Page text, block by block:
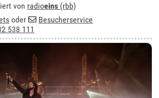
von radioeins (rbb)
oder
Besucherservice
538 111